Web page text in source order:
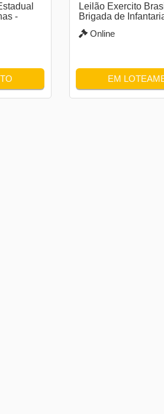
-
Leilão Exercito
Brigada de
Online
EM